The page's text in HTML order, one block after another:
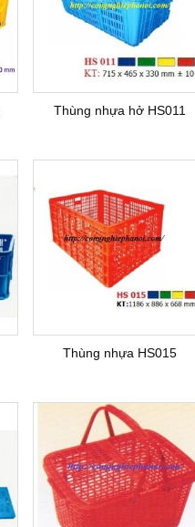
Thùng nhựa hở HS011
Thùng nhựa HS015